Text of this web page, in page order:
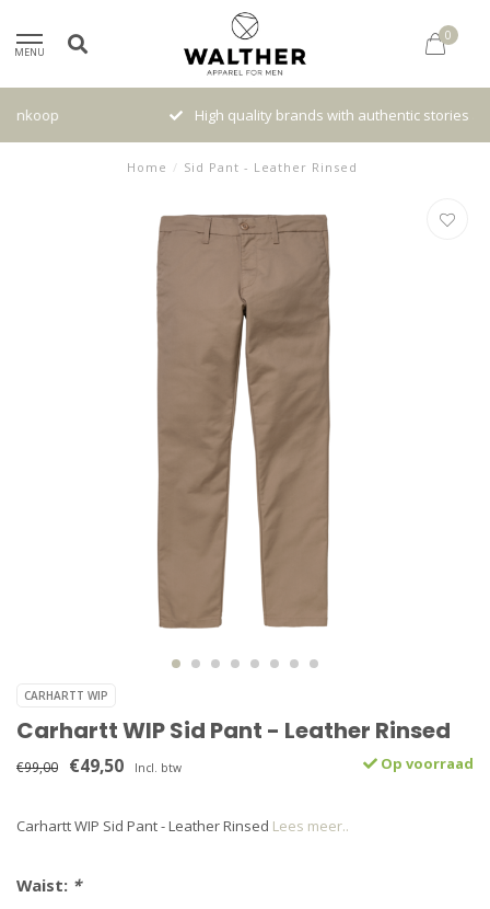
MENU
0
High quality brands with authentic stories and traditions
Home / Sid Pant - Leather Rinsed
CARHARTT WIP
Carhartt WIP Sid Pant - Leather Rinsed
€99,00 €49,50 Incl. btw Op voorraad
Carhartt WIP Sid Pant - Leather Rinsed Lees meer..
Waist: *